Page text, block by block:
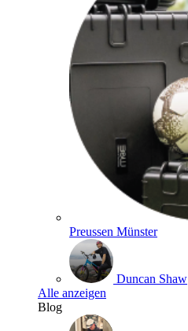
Preussen Münster
Duncan Shaw
Alle anzeigen
Blog